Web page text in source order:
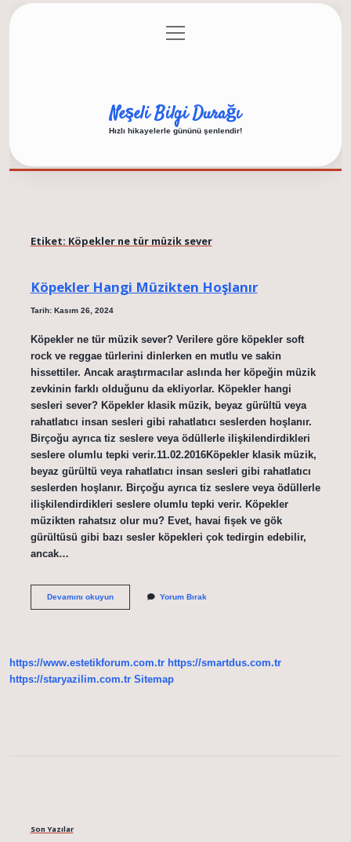
Gizlilik Politikası
menüyü
aç
Neşeli Bilgi Durağı
Hızlı hikayelerle gününü şenlendir!
Etiket: Köpekler ne tür müzik sever
Köpekler Hangi Müzikten Hoşlanır
Tarih: Kasım 26, 2024
Köpekler ne tür müzik sever? Verilere göre köpekler soft
rock ve reggae türlerini dinlerken en mutlu ve sakin
hissettiler. Ancak araştırmacılar aslında her köpeğin müzik
zevkinin farklı olduğunu da ekliyorlar. Köpekler hangi
sesleri sever? Köpekler klasik müzik, beyaz gürültü veya
rahatlatıcı insan sesleri gibi rahatlatıcı seslerden hoşlanır.
Birçoğu ayrıca tiz seslere veya ödüllerle ilişkilendirdikleri
seslere olumlu tepki verir.11.02.2016Köpekler klasik müzik,
beyaz gürültü veya rahatlatıcı insan sesleri gibi rahatlatıcı
seslerden hoşlanır. Birçoğu ayrıca tiz seslere veya ödüllerle
ilişkilendirdikleri seslere olumlu tepki verir. Köpekler
müzikten rahatsız olur mu? Evet, havai fişek ve gök
gürültüsü gibi bazı sesler köpekleri çok tedirgin edebilir,
ancak…
Devamını okuyunKöpekler
Yorum Bırak
https://www.estetikforum.com.tr https://smartdus.com.tr
https://staryazilim.com.tr Sitemap
Son Yazılar